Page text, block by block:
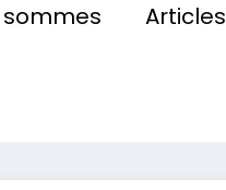
sommes Articles